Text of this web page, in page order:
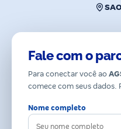
Fale com o
Para conectar você ao
comece com seus dados.
Nome completo